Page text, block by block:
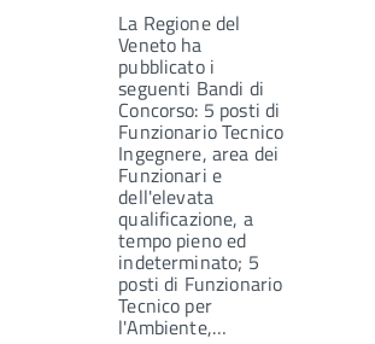
La Regione del
Veneto ha
pubblicato i
seguenti Bandi di
Concorso: 5 posti di
Funzionario Tecnico
Ingegnere, area dei
Funzionari e
dell'elevata
qualificazione, a
tempo pieno ed
indeterminato; 5
posti di Funzionario
Tecnico per
l'Ambiente,…